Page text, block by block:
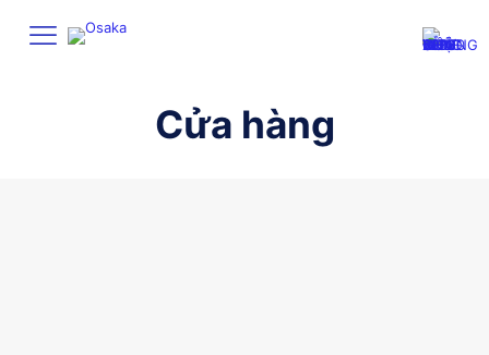
Cửa hàng